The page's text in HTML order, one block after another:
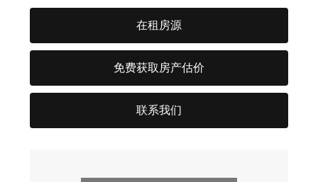
在租房源
免费获取房产估价
联系我们